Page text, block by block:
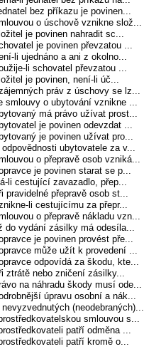
bez příkazu je povinen...
o úschově vznikne slož...
je povinen nahradit sc...
je povinen převzatou ...
li ujednáno a ani z okolno...
li schovatel převzatou ...
je povinen, není-li úč...
práv z úschovy se lz...
smlouvy o ubytování vznikne ...
má právo užívat prost...
je povinen odevzdat ...
je povinen užívat pro...
odpovědnosti ubytovatele za v...
o přepravě osob vzniká...
je povinen starat se p...
li cestující zavazadlo, přep...
pravidelné přepravě osob st...
li cestujícímu za přepr...
o přepravě nákladu vzn...
do vydání zásilky má odesíla...
je povinen provést pře...
může užít k provedení ...
odpovídá za škodu, kte...
ztrátě nebo zničení zásilky...
na náhradu škody musí ode...
úpravu osobní a nák...
nevyzvednutých (neodebraných)...
smlouvou s...
patří odměna ...
patří kromě o...